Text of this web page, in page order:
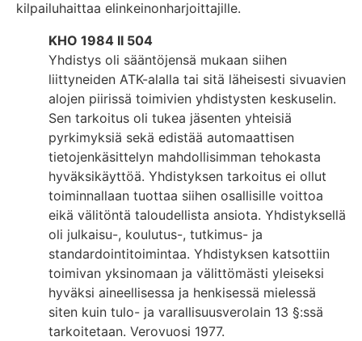
kilpailuhaittaa elinkeinonharjoittajille.
KHO 1984 II 504
Yhdistys oli sääntöjensä mukaan siihen
liittyneiden ATK-alalla tai sitä läheisesti sivuavien
alojen piirissä toimivien yhdistysten keskuselin.
Sen tarkoitus oli tukea jäsenten yhteisiä
pyrkimyksiä sekä edistää automaattisen
tietojenkäsittelyn mahdollisimman tehokasta
hyväksikäyttöä. Yhdistyksen tarkoitus ei ollut
toiminnallaan tuottaa siihen osallisille voittoa
eikä välitöntä taloudellista ansiota. Yhdistyksellä
oli julkaisu-, koulutus-, tutkimus- ja
standardointitoimintaa. Yhdistyksen katsottiin
toimivan yksinomaan ja välittömästi yleiseksi
hyväksi aineellisessa ja henkisessä mielessä
siten kuin tulo- ja varallisuusverolain 13 §:ssä
tarkoitetaan. Verovuosi 1977.